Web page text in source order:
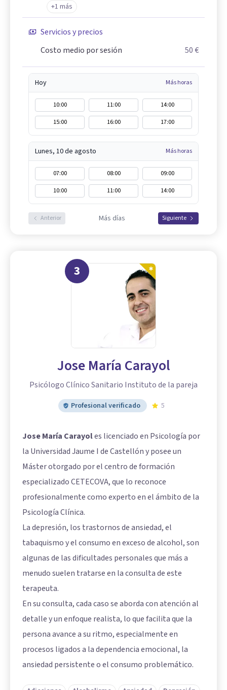
+1 más
Servicios y precios
Costo medio por sesión
50 €
Hoy Más horas
10:00 11:00
14:00
15:00
16:00 17:00
Lunes, 10 de agosto Más horas
07:00 08:00
09:00
10:00
11:00 14:00
Anterior Más días Siguiente
3
Jose María Carayol
Psicólogo Clínico Sanitario Instituto de la pareja
Profesional verificado 5
Jose María Carayoles licenciado en Psicología por
la Universidad Jaume I de Castellón y posee un
Máster otorgado por el centro de formación
especializado CETECOVA, que lo reconoce
profesionalmente como experto en el ámbito de la
Psicología Clínica.
La depresión, los trastornos de ansiedad, el
tabaquismo y el consumo en exceso de alcohol, son
algunas de las dificultades personales que más a
menudo suelen tratarse en la consulta de este
terapeuta.
En su consulta, cada caso se aborda con atención al
detalle y un enfoque realista, lo que facilita que la
persona avance a su ritmo, especialmente en
procesos ligados a la dependencia emocional, la
ansiedad persistente o el consumo problemático.